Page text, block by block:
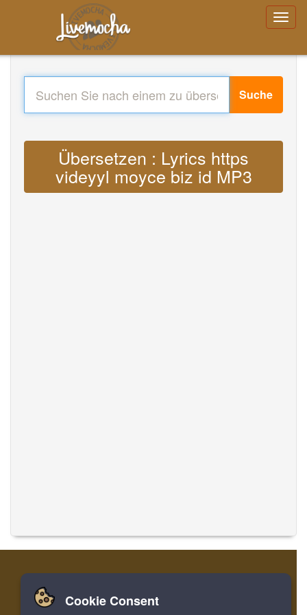
Suche
Übersetzen : Lyrics https
videyyl moyce biz id MP3
Zuhause Einloggen
Cookie Consent